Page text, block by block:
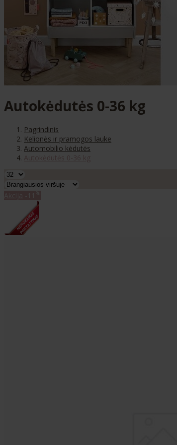
Autokėdutės 0-36 kg
Pagrindinis
Kelionės ir pramogos lauke
Automobilio kėdutės